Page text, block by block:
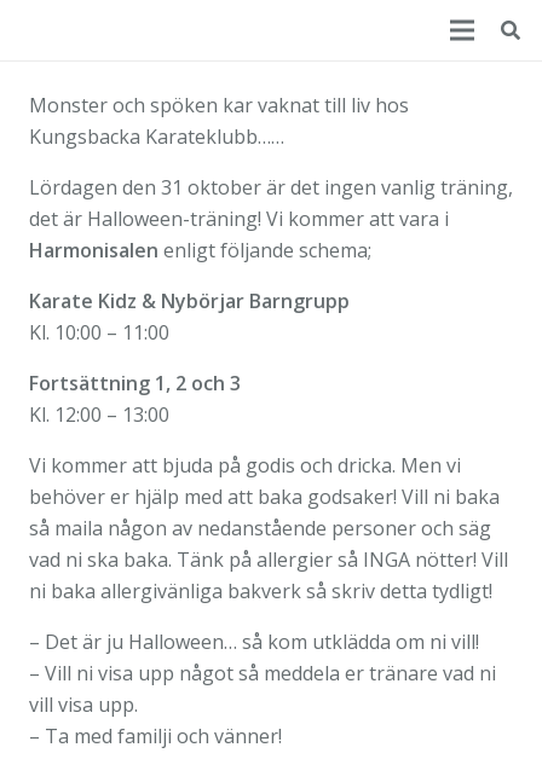
Monster och spöken kar vaknat till liv hos
Kungsbacka Karateklubb……
Lördagen den 31 oktober är det ingen vanlig träning,
det är Halloween-träning! Vi kommer att vara i
Harmonisalen enligt följande schema;
Karate Kidz & Nybörjar Barngrupp
Kl. 10:00 – 11:00
Fortsättning 1, 2 och 3
Kl. 12:00 – 13:00
Vi kommer att bjuda på godis och dricka. Men vi
behöver er hjälp med att baka godsaker! Vill ni baka
så maila någon av nedanstående personer och säg
vad ni ska baka. Tänk på allergier så INGA nötter! Vill
ni baka allergivänliga bakverk så skriv detta tydligt!
– Det är ju Halloween… så kom utklädda om ni vill!
– Vill ni visa upp något så meddela er tränare vad ni
vill visa upp.
– Ta med familji och vänner!